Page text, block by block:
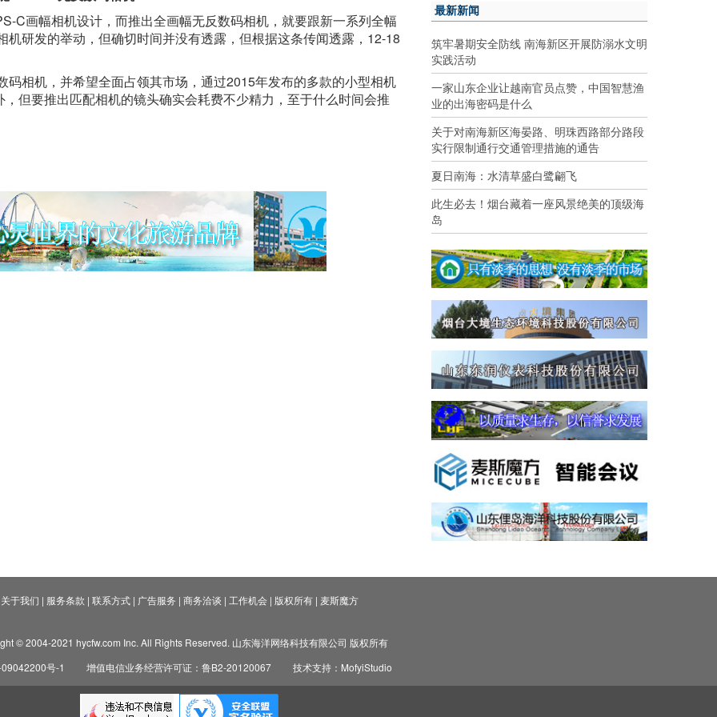
C画幅相机设计，而推出全画幅无反数码相机，就要跟新一系列全幅
研发的举动，但确切时间并没有透露，但根据这条传闻透露，12-18
相机，并希望全面占领其市场，通过2015年发布的多款的小型相机
但要推出匹配相机的镜头确实会耗费不少精力，至于什么时间会推
最新新闻
筑牢暑期安全防线 南海新区开展防溺水文明
实践活动
一家山东企业让越南官员点赞，中国智慧渔
业的出海密码是什么
关于对南海新区海晏路、明珠西路部分路段
实行限制通行交通管理措施的通告
夏日南海：水清草盛白鹭翩飞
此生必去！烟台藏着一座风景绝美的顶级海
岛
关于我们 | 服务条款 | 联系方式| 广告服务 | 商务洽谈 | 工作机会| 版权所有| 麦斯魔方
© 2004-2021 hycfw.com Inc. All Rights Reserved. 山东海洋网络科技有限公司 版权所有
号-1
增值电信业务经营许可证：鲁B2-20120067 技术支持：MofyiStudio